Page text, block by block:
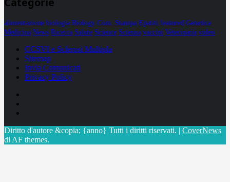
alimentazione biologia Biology Com. Stampa Epatiti featured Genetica
Medicina News Ricerca Salute Science Scienza vaccini Veterinaria video
CCSVI e Sclerosi Multipla
Sitemap
Invia Comunicati
Privacy Policy
Diritto d'autore &copia; {anno} Tutti i diritti riservati. | CoverNews
di AF themes.